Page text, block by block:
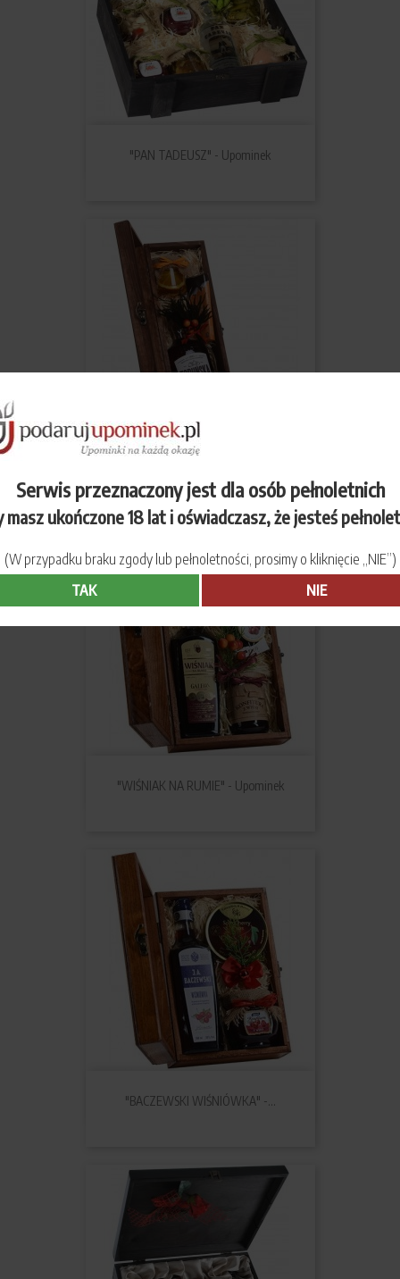
Serwis przeznaczony jest dla osób pełnoletnich
masz ukończone 18 lat i oświadczasz, że jesteś
(W przypadku braku zgody lub pełnoletności, prosimy o kliknięcie „NIE”)
TAK
NIE
"PAN TADEUSZ" - Upominek
"WIŚNIAK NA RUMIE" - Upominek
"BACZEWSKI WIŚNIÓWKA" -...